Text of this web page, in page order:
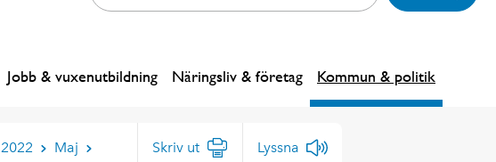
Jobb & vuxenutbildning Näringsliv & företag Kommun & politik
2022
Maj
Skriv ut Lyssna